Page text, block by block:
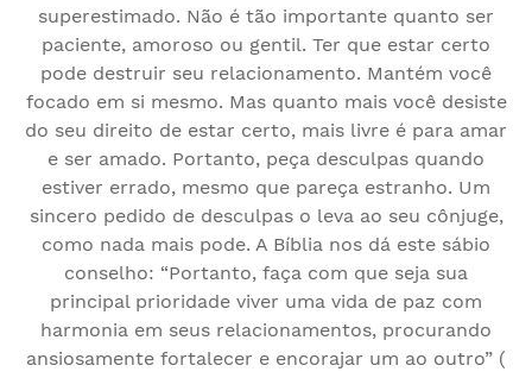
superestimado. Não é tão importante quanto ser
paciente, amoroso ou gentil. Ter que estar certo
pode destruir seu relacionamento. Mantém você
focado em si mesmo. Mas quanto mais você desiste
do seu direito de estar certo, mais livre é para amar
e ser amado. Portanto, peça desculpas quando
estiver errado, mesmo que pareça estranho. Um
sincero pedido de desculpas o leva ao seu cônjuge,
como nada mais pode. A Bíblia nos dá este sábio
conselho: “Portanto, faça com que seja sua
principal prioridade viver uma vida de paz com
harmonia em seus relacionamentos, procurando
ansiosamente fortalecer e encorajar um ao outro” (